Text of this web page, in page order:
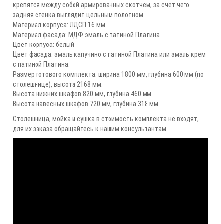
крепятся между собой армированных скотчем, за счет чего
задняя стенка выглядит цельным полотном.
Материал корпуса: ЛДСП 16 мм
Материал фасада: МДФ эмаль с патиной Платина
Цвет корпуса: белый
Цвет фасада: эмаль капучино с патиной Платина или эмаль крем
с патиной Платина.
Размер готового комплекта: ширина 1800 мм, глубина 600 мм (по
столешнице), высота 2168 мм.
Высота нижних шкафов 820 мм, глубина 460 мм
Высота навесных шкафов 720 мм, глубина 318 мм.
Столешница, мойка и сушка в стоимость комплекта не входят,
для их заказа обращайтесь к нашим консультантам.